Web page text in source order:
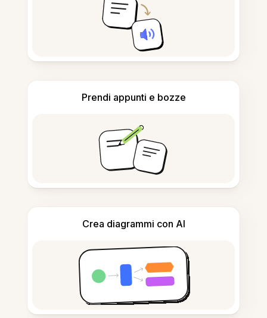
Prendi appunti e bozze
Crea diagrammi con AI